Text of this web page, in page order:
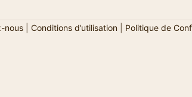
nous| Conditions d’utilisation| Politique de